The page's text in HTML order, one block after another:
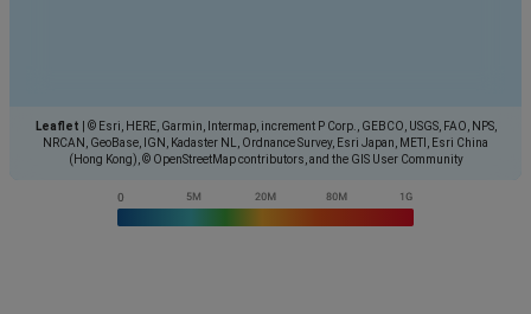
Leaflet
© Esri, HERE, Garmin, Intermap, increment P Corp., GEBCO, USGS, FAO, NPS,
NRCAN, GeoBase, IGN, Kadaster NL, Ordnance Survey, Esri Japan, METI, Esri China
(Hong Kong), © OpenStreetMap contributors, and the GIS User Community